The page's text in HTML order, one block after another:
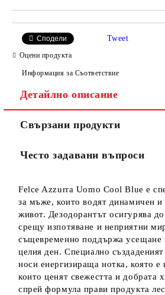
Сподели Tweet
Оцени продукта
Информация за Съответствие
Детайлно описание
Свързани продукти
Често задавани въпроси
Felce Azzurra Uomo Cool Blue е
за мъже, които водят динамичен и
живот. Дезодорантът осигурява
срещу изпотяване и неприятни
същевременно поддържа усещане
целия ден. Специално
носи енергизираща нотка, която е
които ценят свежестта и добрата
спрей формула прави продукта